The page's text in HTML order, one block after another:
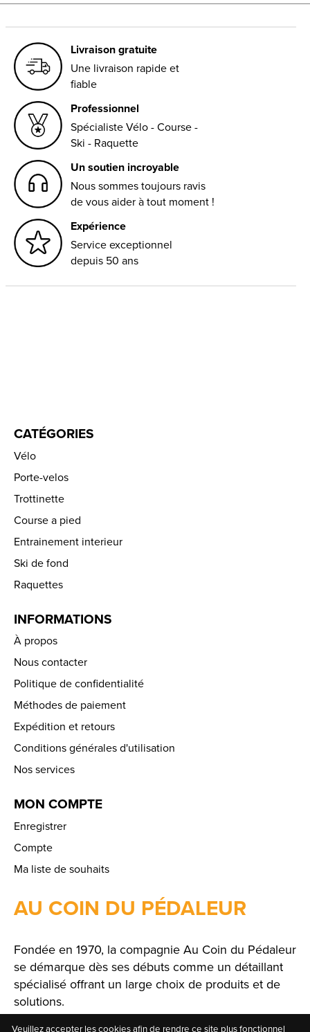
Livraison gratuite
Une livraison rapide et
fiable
Professionnel
Spécialiste Vélo - Course -
Ski - Raquette
Un soutien incroyable
Nous sommes toujours ravis
de vous aider à tout moment !
Expérience
Service exceptionnel
depuis 50 ans
CATÉGORIES
Vélo
Porte-velos
Trottinette
Course a pied
Entrainement interieur
Ski de fond
Raquettes
INFORMATIONS
À propos
Nous contacter
Politique de confidentialité
Méthodes de paiement
Expédition et retours
Conditions générales d'utilisation
Nos services
MON COMPTE
Enregistrer
Compte
Ma liste de souhaits
AU COIN DU PÉDALEUR
Fondée en 1970, la compagnie Au Coin du Pédaleur
se démarque dès ses débuts comme un détaillant
spécialisé offrant un large choix de produits et de
solutions.
Veuillez accepter les cookies afin de rendre ce site plus fonctionnel